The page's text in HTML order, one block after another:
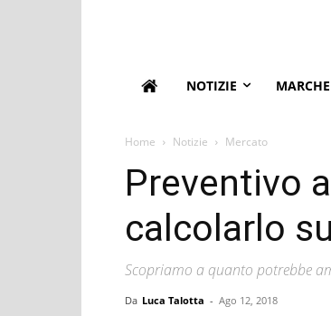
NOTIZIE MARCHE
Home Notizie Mercato
Preventivo
calcolarlo
Scopriamo a quanto potrebbe
Da Luca Talotta - Ago 12, 2018